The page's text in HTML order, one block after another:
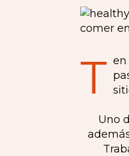
T en
Uno